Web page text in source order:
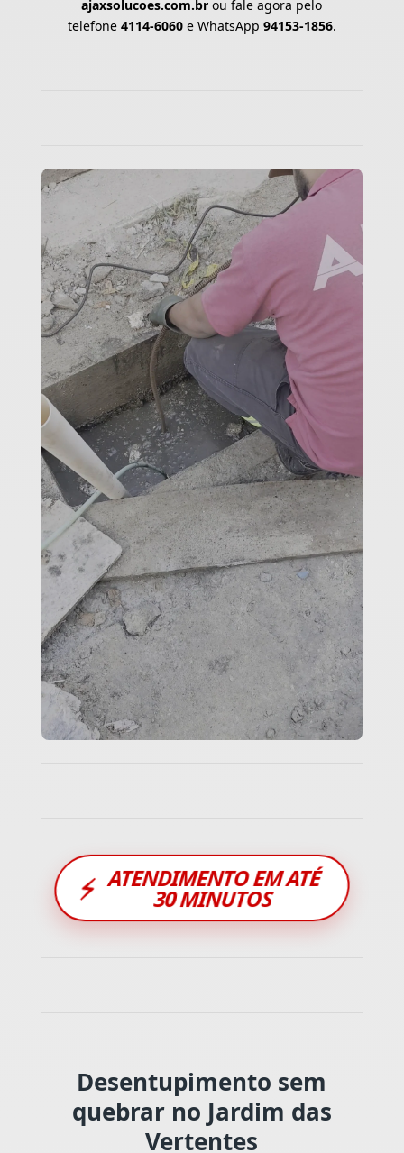
ajaxsolucoes.com.br ou fale agora pelo
telefone 4114-6060e WhatsApp 94153-1856.
⚡ ATENDIMENTO EM ATÉ
30 MINUTOS
Desentupimento sem
quebrar no Jardim das
Vertentes